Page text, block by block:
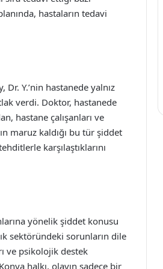
hastaların tedavi
Y.’nin hastanede yalnız
verdi. Doktor, hastanede
hastane çalışanları ve
maruz kaldığı bu tür şiddet
karşılaştıklarını
yönelik şiddet konusu
sektöründeki sorunların dile
ve psikolojik destek
halkı, olayın sadece bir